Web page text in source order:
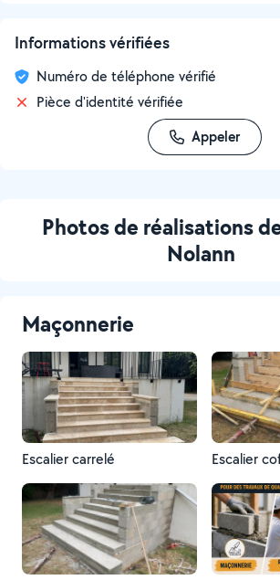
Informations vérifiées
Numéro de téléphone vérifié
Pièce d'identité vérifiée
Appeler
Photos de réalisations
Nolann
Maçonnerie
Escalier carrelé Escalier